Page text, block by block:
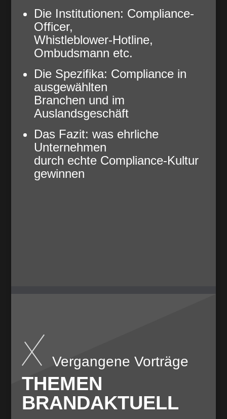
Die Institutionen: Compliance-
Officer,
Whistleblower-Hotline,
Ombudsmann etc.
Die Spezifika: Compliance in
ausgewählten
Branchen und im
Auslandsgeschäft
Das Fazit: was ehrliche
Unternehmen
durch echte Compliance-Kultur
gewinnen
Vergangene Vorträge
THEMEN
BRANDAKTUELL